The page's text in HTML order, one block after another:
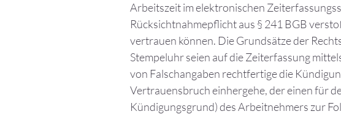
Arbeitszeit im elektronischen
Rücksichtnahmepflicht aus § 241 BGB
vertrauen können. Die Grundsätze der
Stempeluhr seien auf die Zeiterfassung
von Falschangaben rechtfertige die
Vertrauensbruch einhergehe, der einen für
Kündigungsgrund) des Arbeitnehmers zur